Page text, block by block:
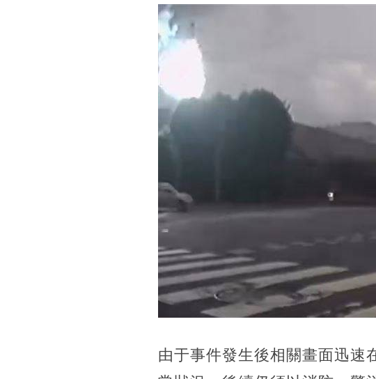
由于事件發生後相關畫面迅速